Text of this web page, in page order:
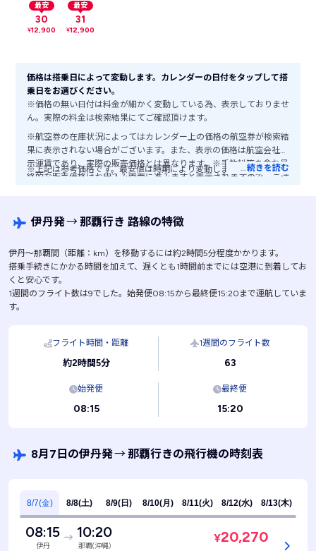
最安
30
¥12,900
最安
31
¥12,900
価格は搭乗日によって変動します。カレンダーの日付をタップして搭
乗日をお選びください。
※価格の無い日付は料金が細かく変動している為、表示しておりませ
ん。実際の料金は検索結果にてご確認頂けます。
※航空券の在庫状況によってはカレンダー上の価格の航空券が検索結
果に表示されない場合がございます。また、表示の価格は航空会社公
示運賃であり、実際の販売価格とは異なります。※手数料等を含む最
終的な販売価格はお申込み画面に進みますと表示されますので、ご注
※上記は参考価格です。最安値は時期により変動します。
…続きを読む
伊丹発→那覇行き 路線の特徴
伊丹〜那覇間（距離：km）を移動するには約2時間5分程度かかります。
搭乗手続きにかかる時間を加えて、遅くとも1時間前までには空港に到着してお
くと安心です。
1週間のフライト数は9でした。始発便08:15から最終便15:20まで運航していま
す。
フライト時間・距離
約2時間5分
1週間のフライト数
63
始発便
08:15
最終便
15:20
8月7日の伊丹発→那覇行きの飛行機の時刻表
8/7(金) 8/8(土) 8/9(日) 8/10(月) 8/11(火) 8/12(水) 8/13(木)
08:15
伊丹
10:20
那覇(沖縄)
¥20,270